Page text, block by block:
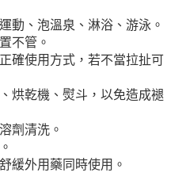
動、泡溫泉、淋浴、游泳。
不管。
確使用方式，若不當拉扯可
烘乾機、熨斗，以免造成褪
劑清洗。
緩外用藥同時使用。